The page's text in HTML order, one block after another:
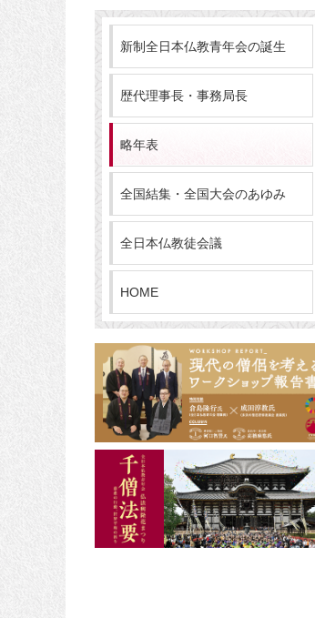
新制全日本仏教青年会の誕生
歴代理事長・事務局長
略年表
全国結集・全国大会のあゆみ
全日本仏教徒会議
HOME